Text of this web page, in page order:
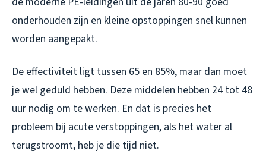
onderhouden zijn en kleine opstoppingen snel kunnen
worden aangepakt.
De effectiviteit ligt tussen 65 en 85%, maar dan moet
je wel geduld hebben. Deze middelen hebben 24 tot 48
uur nodig om te werken. En dat is precies het
probleem bij acute verstoppingen, als het water al
terugstroomt, heb je die tijd niet.